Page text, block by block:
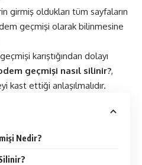
girmiş oldukları tüm sayfaların
geçmişi olarak bilinmesine
karıştığından dolayı
geçmişi nasıl silinir?,
kast ettiği anlaşılmalıdır.
Nedir?